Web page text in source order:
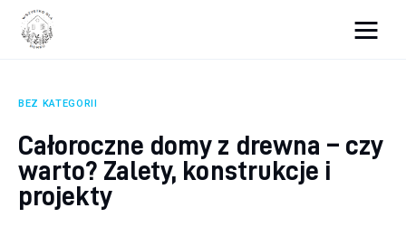
Remont
Porady budowlane
BEZ KATEGORII
Całoroczne domy z drewna – czy
warto? Zalety, konstrukcje i
projekty